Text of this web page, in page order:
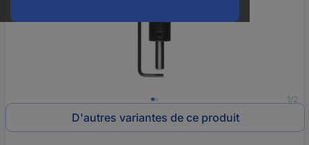
1/2
D'autres variantes de ce produit